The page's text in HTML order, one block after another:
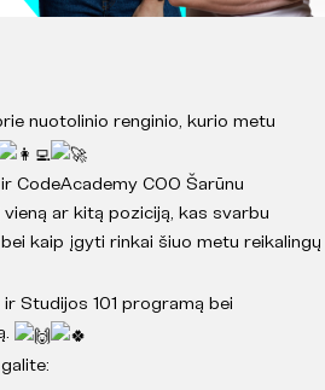
nuotolinio renginio, kurio metu
CodeAcademy COO Šarūnu
ar kitą poziciją, kas svarbu
kaip įgyti rinkai šiuo metu reikalingų
Studijos 101 programą bei